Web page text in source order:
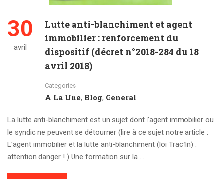
30
avril
Lutte anti-blanchiment et agent
immobilier : renforcement du
dispositif (décret n°2018-284 du 18
avril 2018)
Categories
A La Une, Blog, General
La lutte anti-blanchiment est un sujet dont l’agent immobilier ou
le syndic ne peuvent se détourner (lire à ce sujet notre article :
L’agent immobilier et la lutte anti-blanchiment (loi Tracfin) :
attention danger ! ) Une formation sur la …